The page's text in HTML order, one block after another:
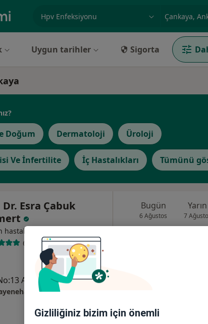
Uygun tarihler Sigorta
Doğum Dermatoloji Üroloji
Ve İnfertilite İç Hastalıkları Tümünü
Dr. Esra Çabuk
hastalıkları ve doğum
674 görüş
Neorama iş merkezi No:13 A blok Kapı No :82 Çankaya, Ankara •Harita
Bugün
6 Ağustos
Yarın
7
Gizliliğiniz bizim için önemli